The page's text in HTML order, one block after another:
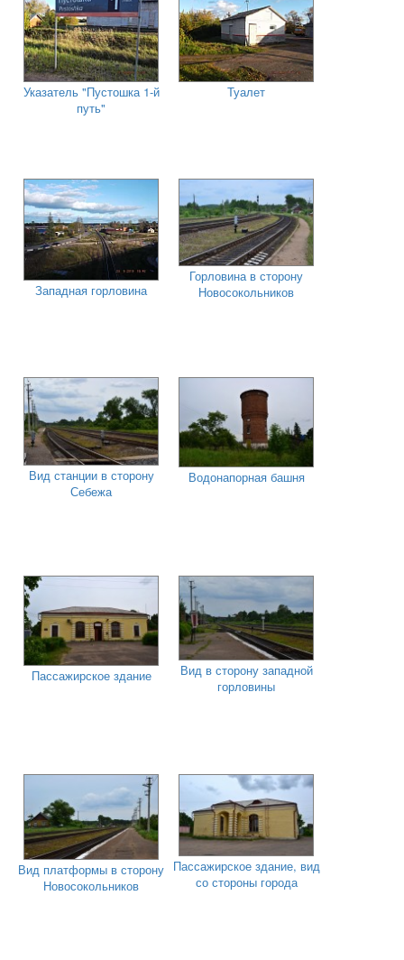
Указатель "Пустошка 1-й
путь"
Туалет
Западная горловина
Горловина в сторону
Новосокольников
Вид станции в сторону
Себежа
Водонапорная башня
Пассажирское здание
Вид в сторону западной
горловины
Вид платформы в сторону
Новосокольников
Пассажирское здание, вид
со стороны города